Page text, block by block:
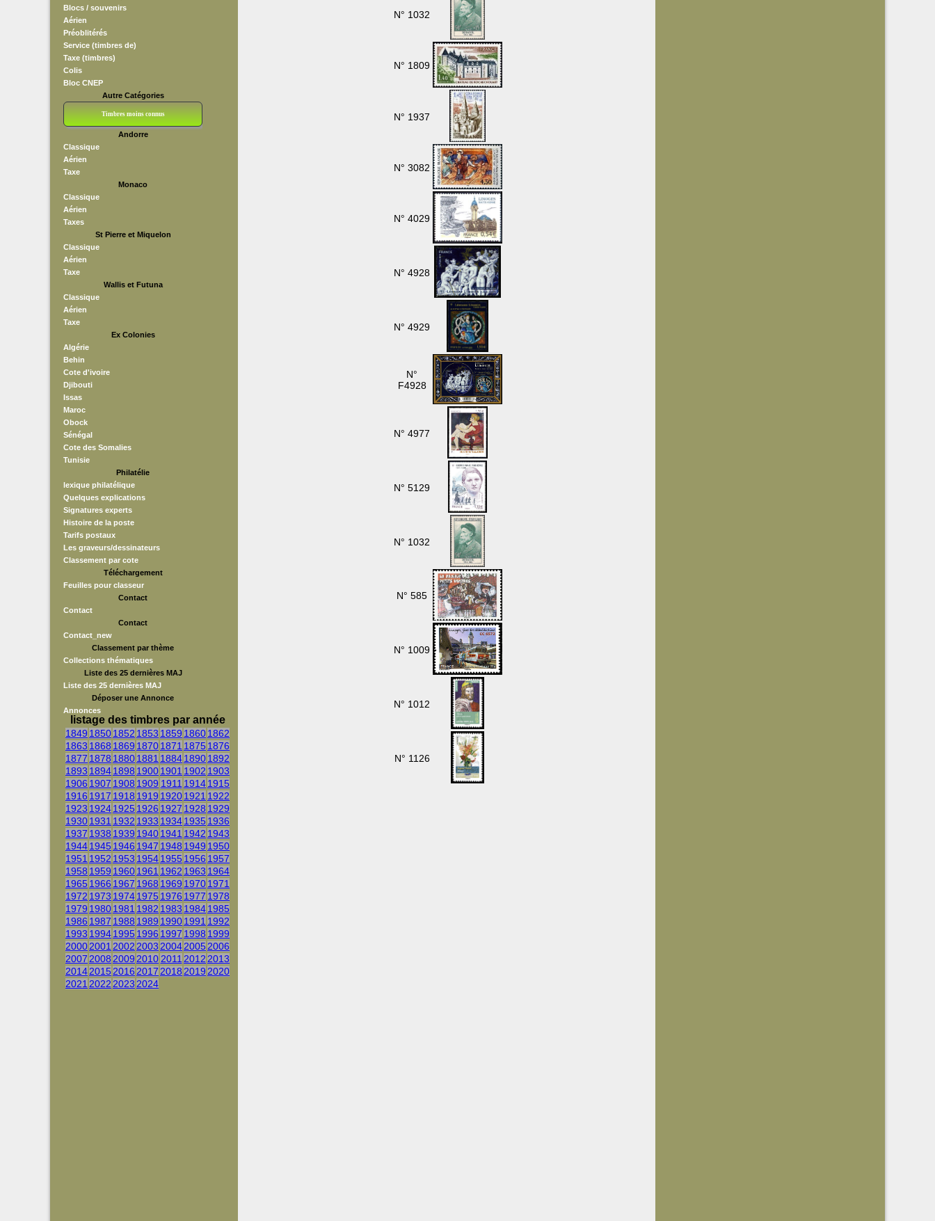
Blocs / souvenirs
Aérien
Préoblitérés
Service (timbres de)
Taxe (timbres)
Colis
Bloc CNEP
Autre Catégories
Timbres moins connus
Andorre
Classique
Aérien
Taxe
Monaco
Classique
Aérien
Taxes
St Pierre et Miquelon
Classique
Aérien
Taxe
Wallis et Futuna
Classique
Aérien
Taxe
Ex Colonies
Algérie
Behin
Cote d'ivoire
Djibouti
Issas
Maroc
Obock
Sénégal
Cote des Somalies
Tunisie
Philatélie
lexique philatélique
Quelques explications
Signatures experts
Histoire de la poste
Tarifs postaux
Les graveurs/dessinateurs
Classement par cote
Téléchargement
Feuilles pour classeur
Contact
Contact
Contact
Contact_new
Classement par thème
Collections thématiques
Liste des 25 dernières MAJ
Liste des 25 dernières MAJ
Déposer une Annonce
Annonces
listage des timbres par année
1849 18501852 1853 1859 18601862
1863 1868 1869 18701871 1875 1876
1877 1878 18801881 188418901892
1893 18941898 19001901 1902 1903
1906 1907 1908 1909 1911 19141915
1916 1917 1918 1919 19201921 1922
1923 19241925 1926 1927 1928 1929
19301931 1932 1933 19341935 1936
1937 1938 1939 19401941 1942 1943
19441945 1946 1947 1948 1949 1950
1951 1952 1953 19541955 1956 1957
1958 1959 19601961 1962 1963 1964
1965 1966 1967 1968 1969 19701971
1972 1973 19741975 1976 1977 1978
1979 19801981 1982 1983 19841985
1986 1987 1988 1989 19901991 1992
1993 19941995 1996 1997 1998 1999
20002001 2002 2003 20042005 2006
2007 2008 2009 2010 2011 2012 2013
20142015 2016 2017 2018 2019 2020
2021 2022 2023 2024
N° 1032
N° 1809
N° 1937
N° 3082
N° 4029
N° 4928
N° 4929
N°
F4928
N° 4977
N° 5129
N° 1032
N° 585
N° 1009
N° 1012
N° 1126